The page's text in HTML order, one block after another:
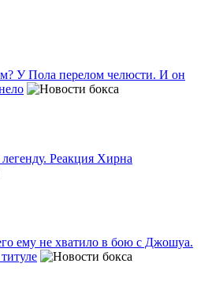
У Пола перелом челюсти. И он
Реакция Хирна
ему не хватило в бою с Джошуа.